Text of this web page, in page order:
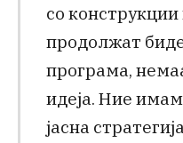
со
продолжат
програма,
идеја. Ние
јасна